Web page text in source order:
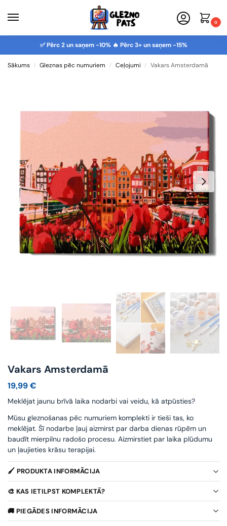
0
✅ Pērc 2 un saņem -10% 🔥 Pērc 3+ un saņem -15%
Sākums / Gleznas pēc numuriem / Ceļojumi / Vakars Amsterdamā
Vakars Amsterdamā
19,99€
Meklējat jaunu brīvā laika nodarbi vai veidu, kā atpūsties?
Mūsu gleznošanas pēc numuriem komplekti ir tieši tas, ko
meklējat. Šī nodarbe ļauj aizmirst par darba dienas rūpēm un
baudīt mierpilnu radošo procesu. Aizmirstiet par laika plūdumu
un ļaujieties krāsu terapijai.
🖌️ PRODUKTA INFORMĀCIJA
🎨 KAS IETILPST KOMPLEKTĀ?
🚚 PIEGĀDES INFORMĀCIJA